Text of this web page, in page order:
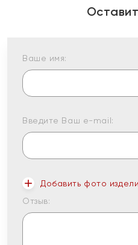
Ваше имя:
Введите Ваш e-mail:
Добавить фото
Отзыв: